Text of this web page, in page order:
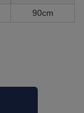
90cm